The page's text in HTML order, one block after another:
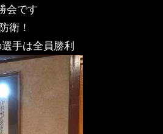
会です
衛！
手は全員勝利